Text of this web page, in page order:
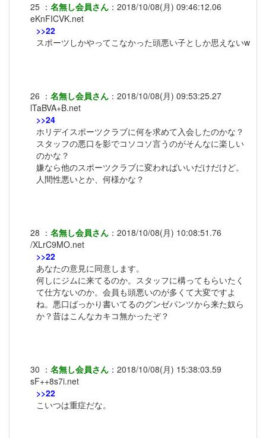
25 ： 名無し会員さん ： 2018/10/08(月) 09:46:12.06
eKnFICVK.net
>>22
スポーツしかやってこなかった頭悪い子としか思えないw
26 ： 名無し会員さん ： 2018/10/08(月) 09:53:25.27
lTaBVA+B.net
>>24
ホリデイスポーツクラブに何を求めて入会したのかな？
スタッフの悪口を影でコソコソ言うのがそんなに楽しい
のかな？
嫌なら他のスポーツクラブに変わればいいだけだけど。
人間性悪いとか、何様かな？
28 ： 名無し会員さん ： 2018/10/08(月) 10:08:51.76
/XLrC9MO.net
>>22
あなたの意見に同意します。
何しにジムに来てるのか。スタッフに構ってもらいたく
て仕方ないのか。会員も頭悪いのが多くて大変ですよ
ね。悪口ばっかり書いてるのグンゼパンツから来た奴ら
か？昔はこんなカキコ無かったぞ？
30 ： 名無し会員さん ： 2018/10/08(月) 15:38:03.59
sF++8s7i.net
>>22
こいつは重症だな。